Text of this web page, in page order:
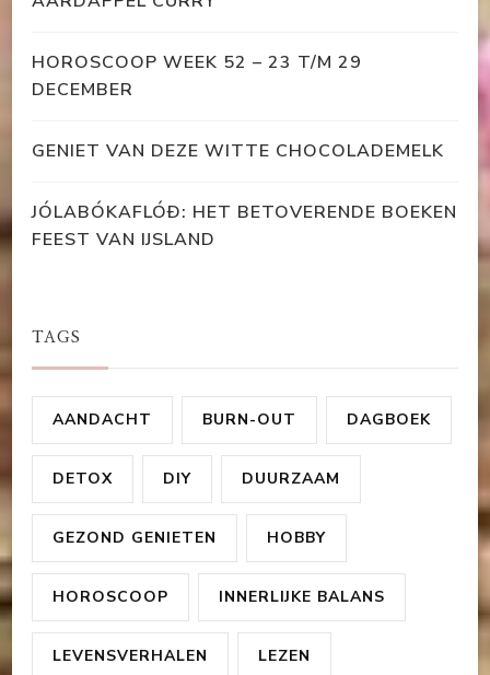
HOROSCOOP WEEK 52 – 23 T/M 29
DECEMBER
GENIET VAN DEZE WITTE CHOCOLADEMELK
JÓLABÓKAFLÓÐ: HET BETOVERENDE BOEKEN
FEEST VAN IJSLAND
TAGS
AANDACHT BURN-OUT DAGBOEK
DETOX DIY DUURZAAM
GEZOND GENIETEN HOBBY
HOROSCOOP INNERLIJKE BALANS
LEVENSVERHALEN LEZEN